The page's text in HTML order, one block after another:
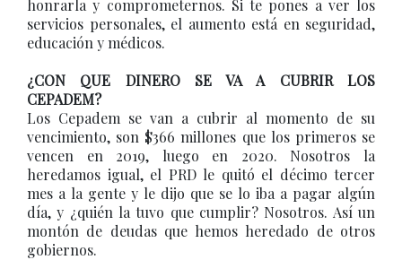
honrarla y comprometernos. Si te pones a ver los
servicios personales, el aumento está en seguridad,
educación y médicos.
¿CON QUE DINERO SE VA A CUBRIR LOS
CEPADEM?
Los Cepadem se van a cubrir al momento de su
vencimiento, son $366 millones que los primeros se
vencen en 2019, luego en 2020. Nosotros la
heredamos igual, el PRD le quitó el décimo tercer
mes a la gente y le dijo que se lo iba a pagar algún
día, y ¿quién la tuvo que cumplir? Nosotros. Así un
montón de deudas que hemos heredado de otros
gobiernos.